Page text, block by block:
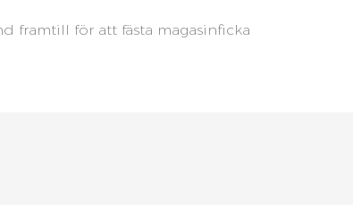
framtill för att fästa magasinficka